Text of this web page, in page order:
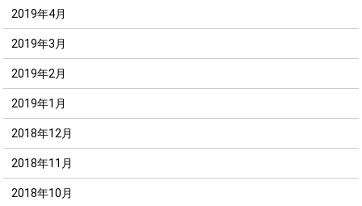
2019年4月
2019年3月
2019年2月
2019年1月
2018年12月
2018年11月
2018年10月